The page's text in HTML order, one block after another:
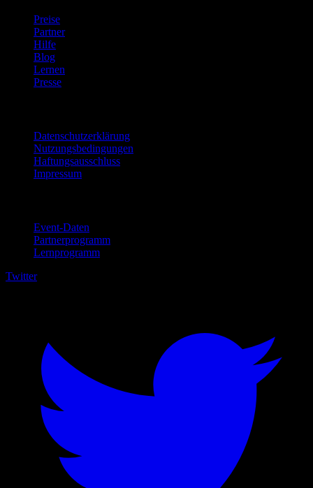
Preise
Partner
Hilfe
Blog
Lernen
Presse
Datenschutzerklärung
Nutzungsbedingungen
Haftungsausschluss
Impressum
Event-Daten
Partnerprogramm
Lernprogramm
Twitter